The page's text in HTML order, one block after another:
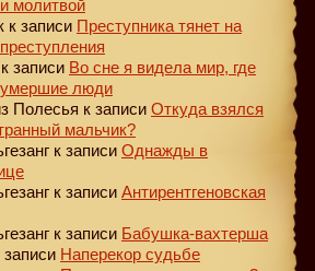
молитвой
к записи Преступника тянет на
к записи Во сне я видела мир, где
люди
Полесья к записи Откуда взялся
мальчик?
к записи Однажды в
к записи Антирентгеновская
к записи Бабушка-вахтерша
записи Наперекор судьбе